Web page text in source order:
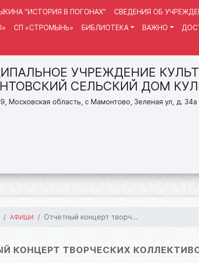
УЧРЕЖДЕНИЕ
СЕЛЬСКИЙ ДОМ
Московская область, с Мамонтово, Зеленая ул, д. 34а
"ИСТОРИЯ В ПОГОНАХ" СВЕДЕНИЯ ОБ
СП «СТРОМЫНЬ» БИБЛИОТЕКА ВАЖНО
АФИШИ Отчётный концерт творч...
КОНЦЕРТ ТВОРЧЕСКИХ